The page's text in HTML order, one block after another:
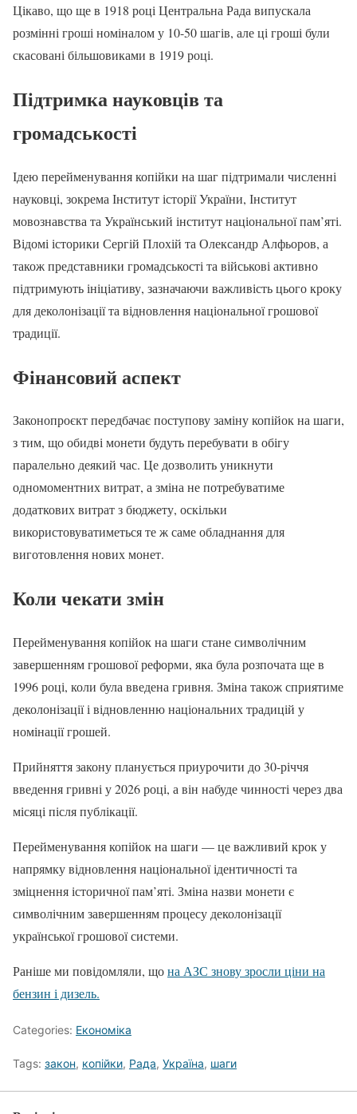
Цікаво, що ще в 1918 році Центральна Рада випускала
розмінні гроші номіналом у 10-50 шагів, але ці гроші були
скасовані більшовиками в 1919 році.
Підтримка науковців та
громадськості
Ідею перейменування копійки на шаг підтримали численні
науковці, зокрема Інститут історії України, Інститут
мовознавства та Український інститут національної пам’яті.
Відомі історики Сергій Плохій та Олександр Алфьоров, а
також представники громадськості та військові активно
підтримують ініціативу, зазначаючи важливість цього кроку
для деколонізації та відновлення національної грошової
традиції.
Фінансовий аспект
Законопроєкт передбачає поступову заміну копійок на шаги,
з тим, що обидві монети будуть перебувати в обігу
паралельно деякий час. Це дозволить уникнути
одномоментних витрат, а зміна не потребуватиме
додаткових витрат з бюджету, оскільки
використовуватиметься те ж саме обладнання для
виготовлення нових монет.
Коли чекати змін
Перейменування копійок на шаги стане символічним
завершенням грошової реформи, яка була розпочата ще в
1996 році, коли була введена гривня. Зміна також сприятиме
деколонізації і відновленню національних традицій у
номінації грошей.
Прийняття закону планується приурочити до 30-річчя
введення гривні у 2026 році, а він набуде чинності через два
місяці після публікації.
Перейменування копійок на шаги — це важливий крок у
напрямку відновлення національної ідентичності та
зміцнення історичної пам’яті. Зміна назви монети є
символічним завершенням процесу деколонізації
української грошової системи.
Раніше ми повідомляли, щона АЗС знову зросли ціни на
бензин і дизель.
Categories: Економіка
Tags: закон, копійки, Рада, Україна, шаги